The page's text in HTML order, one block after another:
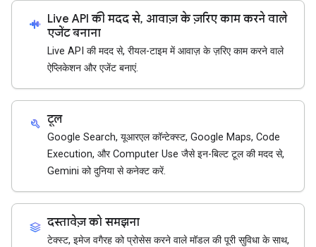
android_recorder Live API की मदद से, आवाज़ के ज़रिए काम करने वाले
एजेंट बनाना
Live API की मदद से, रीयल-टाइम में आवाज़ के ज़रिए काम करने वाले
ऐप्लिकेशन और एजेंट बनाएं.
build टूल
Google Search, यूआरएल कॉन्टेक्स्ट, Google Maps, Code
Execution, और Computer Use जैसे इन-बिल्ट टूल की मदद से,
Gemini को दुनिया से कनेक्ट करें.
stacks दस्तावेज़ को समझना
टेक्स्ट, इमेज वगैरह को प्रोसेस करने वाले मॉडल की पूरी सुविधा के साथ,